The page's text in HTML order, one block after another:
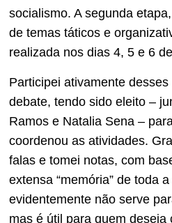
socialismo. A segunda
de temas táticos e
realizada nos dias 4, 5 e 6
Participei ativamente
debate, tendo sido eleito –
Ramos e Natalia Sena –
coordenou as atividades.
falas e tomei notas, com
extensa “memória” de toda
evidentemente não serve
mas é útil para quem deseja